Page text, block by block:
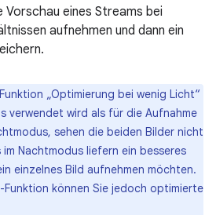
Vorschau eines Streams bei
aufnehmen und dann ein
„Optimierung bei wenig Licht“
verwendet wird als für die Aufnahme
sehen die beiden Bilder nicht
Nachtmodus liefern ein besseres
einzelnes Bild aufnehmen möchten.
können Sie jedoch optimierte